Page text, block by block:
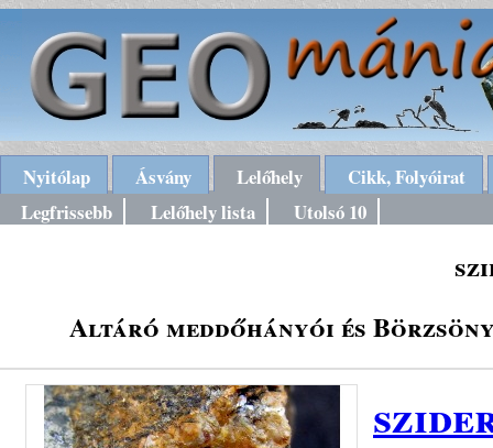
Nyitólap Ásvány Lelőhely
Cikk, Folyóirat
Legfrissebb
Lelőhely lista Utolsó 10
Altáró meddőhányói és